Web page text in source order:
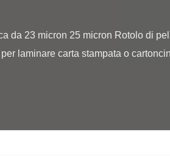
laminare carta stampata o